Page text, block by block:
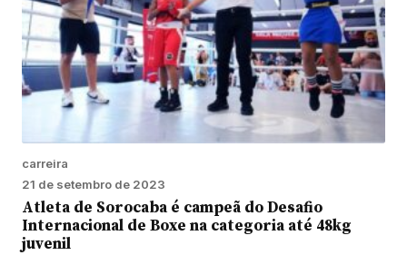
carreira
21 de setembro de 2023
Atleta de Sorocaba é campeã do Desafio
Internacional de Boxe na categoria até 48kg
juvenil